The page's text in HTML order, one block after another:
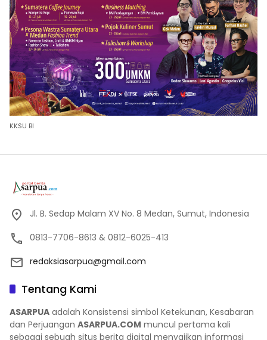
KKSU BI
Jl. B. Sedap Malam XV No. 8 Medan, Sumut, Indonesia
0813-7706-8613 & 0812-6025-413
redaksiasarpua@gmail.com
Tentang Kami
ASARPUA adalah Konsistensi simbol Ketekunan, Kesabaran
dan Perjuangan ASARPUA.COM muncul pertama kali
sebagai sebuah situs berita digital menyajikan informasi